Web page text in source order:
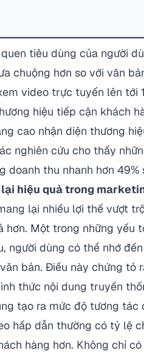
tiêu dùng của người
chuộng hơn so với văn
video trực tuyến lên tới
hiệu tiếp cận khách
cao nhận diện thương
nghiên cứu cho thấy
doanh thu nhanh hơn 49%
hiệu quả trong
lại nhiều lợi thế vượt
hơn. Một trong những yếu
người dùng có thể nhớ
bản. Điều này chứng tỏ
thức nội dung truyền
tạo ra mức độ tương
hấp dẫn thường có tỷ lệ
hàng hơn. Không chỉ